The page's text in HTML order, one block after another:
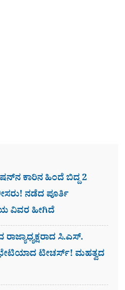
ಕಾರಿನ ಹಿಂದೆ ಬಿದ್ದ 2
ನಡೆದ ಪೂರ್ತಿ
ವಿವರ ಹೀಗಿದೆ
ಸಿ.ಎಸ್.
ಭೇಟಿಯಾದ ಟೀಚರ್ಸ್​! ಮಹತ್ವದ